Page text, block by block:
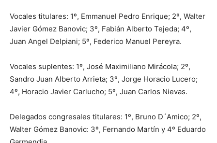
Vocales titulares: 1º, Emmanuel Pedro Enrique; 2º, Walter
Javier Gómez Banovic; 3º, Fabián Alberto Tejeda; 4º,
Juan Angel Delpiani; 5º, Federico Manuel Pereyra.
Vocales suplentes: 1º, José Maximiliano Mirácola; 2º,
Sandro Juan Alberto Arrieta; 3º, Jorge Horacio Lucero;
4º, Horacio Javier Carlucho; 5º, Juan Carlos Nievas.
Delegados congresales titulares: 1º, Bruno D´Amico; 2º,
Walter Gómez Banovic: 3º, Fernando Martín y 4º Eduardo